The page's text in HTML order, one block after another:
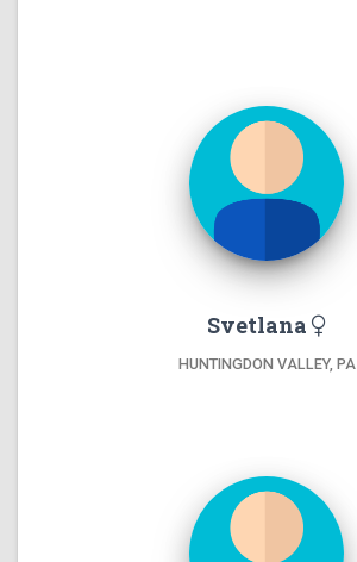
Svetlana
HUNTINGDON VALLEY, PA